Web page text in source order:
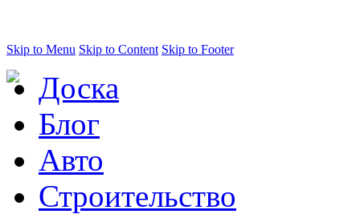
Skip to Menu Skip to Content Skip to Footer
Доска
Блог
Авто
Строительство